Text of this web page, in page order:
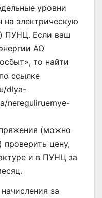
уровни
на электрическую
ПУНЦ. Если ваш
АО
то найти
ссылке
dlya-
nereguliruemye-
(можно
проверить цену,
и в ПУНЦ за
за